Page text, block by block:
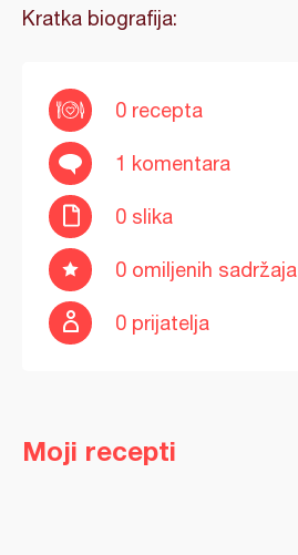
Kratka biografija:
0 recepta
1 komentara
0 slika
0 omiljenih sadržaja
0 prijatelja
Moji recepti